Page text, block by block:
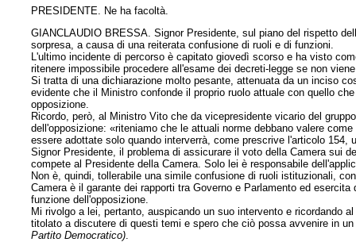
PRESIDENTE. Ne ha facoltà.
GIANCLAUDIO BRESSA. Signor Presidente, sul piano del rispetto
sorpresa, a causa di una reiterata confusione di ruoli e di funzioni.
L'ultimo incidente di percorso è capitato giovedì scorso e ha visto
ritenere impossibile procedere all'esame dei decreti-legge se non
Si tratta di una dichiarazione molto pesante, attenuata da un inciso
evidente che il Ministro confonde il proprio ruolo attuale con quello
opposizione.
Ricordo, però, al Ministro Vito che da vicepresidente vicario del
dell'opposizione: «riteniamo che le attuali norme debbano valere
essere adottate solo quando interverrà, come prescrive l'articolo
Signor Presidente, il problema di assicurare il voto della Camera sui
compete al Presidente della Camera. Solo lei è responsabile
Non è, quindi, tollerabile una simile confusione di ruoli istituzionali,
Camera è il garante dei rapporti tra Governo e Parlamento ed
funzione dell'opposizione.
Mi rivolgo a lei, pertanto, auspicando un suo intervento e ricordando
titolato a discutere di questi temi e spero che ciò possa avvenire in
Partito Democratico)